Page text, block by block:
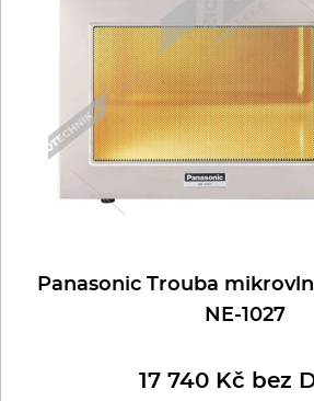
Panasonic Trouba
NE-1027
17 740 Kč bez